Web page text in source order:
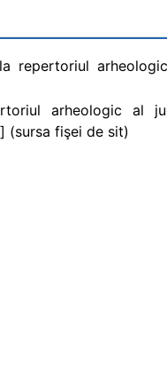
repertoriul
arheologic al
(sursa fişei de sit)